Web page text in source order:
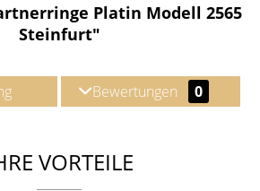
Platin Modell 2565
Steinfurt"
Bewertungen 0
VORTEILE